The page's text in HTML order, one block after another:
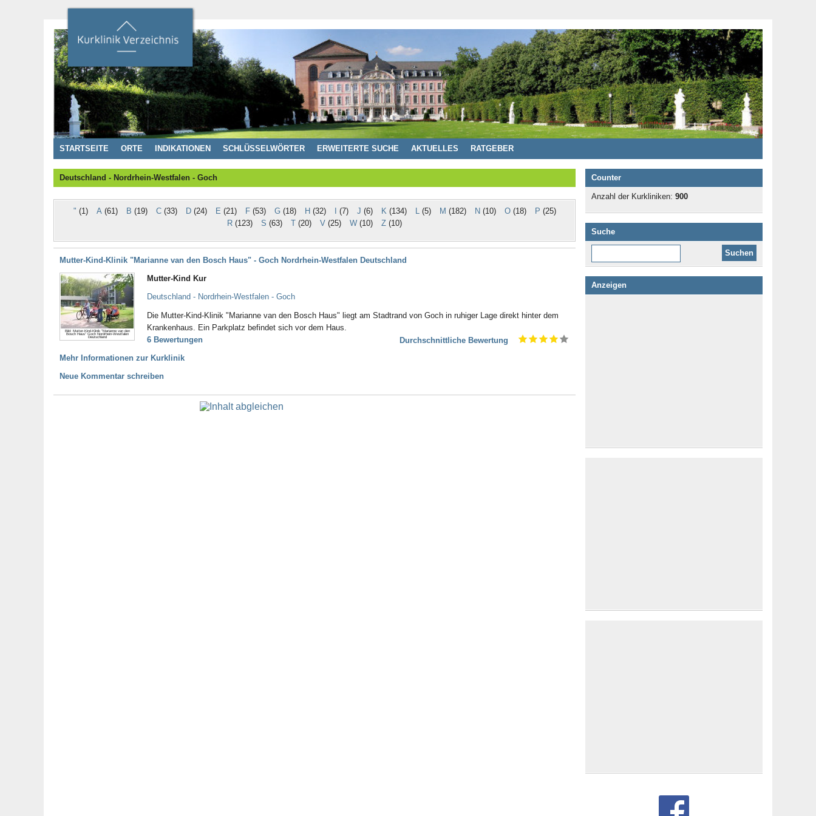
STARTSEITE ORTE INDIKATIONEN SCHLÜSSELWÖRTER ERWEITERTE SUCHE AKTUELLES RATGEBER
Deutschland - Nordrhein-Westfalen - Goch
" (1) A(61) B (19) C(33) D(24) E (21) F(53) G(18) H (32) (7) J (6) K(134) L(5) M (182) N (10) O(18) P (25)
R (123) S (63) T (20) V (25) W (10) Z (10)
Mutter-Kind-Klinik "Marianne van den Bosch Haus" - Goch Nordrhein-Westfalen Deutschland
Bild: Mutter-Kind-Klinik "Marianne van den
Bosch Haus" Goch Nordrhein-Westfalen
Deutschland
Mutter-Kind Kur
Deutschland - Nordrhein-Westfalen - Goch
Die Mutter-Kind-Klinik "Marianne van den Bosch Haus" liegt am Stadtrand von Goch in ruhiger Lage direkt hinter dem
Krankenhaus. Ein Parkplatz befindet sich vor dem Haus.
6 Bewertungen
Durchschnittliche Bewertung
Mehr Informationen zur Kurklinik
Neue Kommentar schreiben
Counter
Anzahl der Kurkliniken: 900
Suche
Anzeigen